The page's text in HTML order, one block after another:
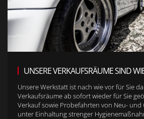
UNSERE VERKAUFSRÄUME SIND
Unsere Werkstatt ist nach wie vor für Sie
Verkaufsräume ab sofort wieder für Sie
Verkauf sowie Probefahrten von Neu- und
unter Einhaltung strenger